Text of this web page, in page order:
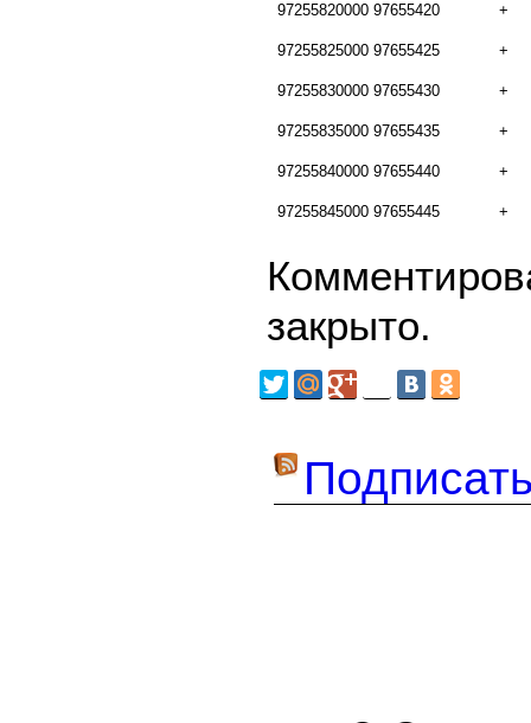
97255820000 97655420 +
97255825000 97655425 +
97255830000 97655430 +
97255835000 97655435 +
97255840000 97655440 +
97255845000 97655445 +
закрыто.